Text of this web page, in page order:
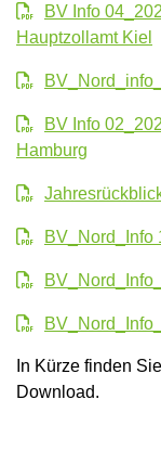
BV Info
Hauptzollamt Kiel
BV Info
Hamburg
BV_Nord_Info
In Kürze finden
Download.